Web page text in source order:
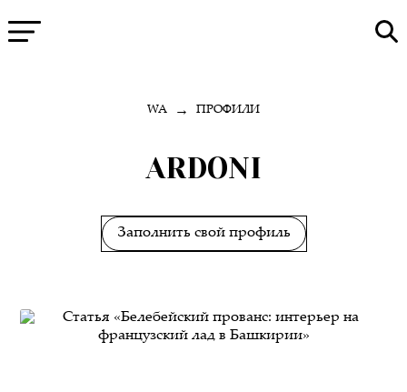
WA → ПРОФИЛИ
ARDONI
Заполнить свой профиль